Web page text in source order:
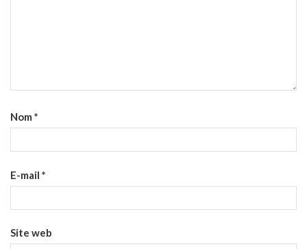
Nom *
E-mail *
Site web